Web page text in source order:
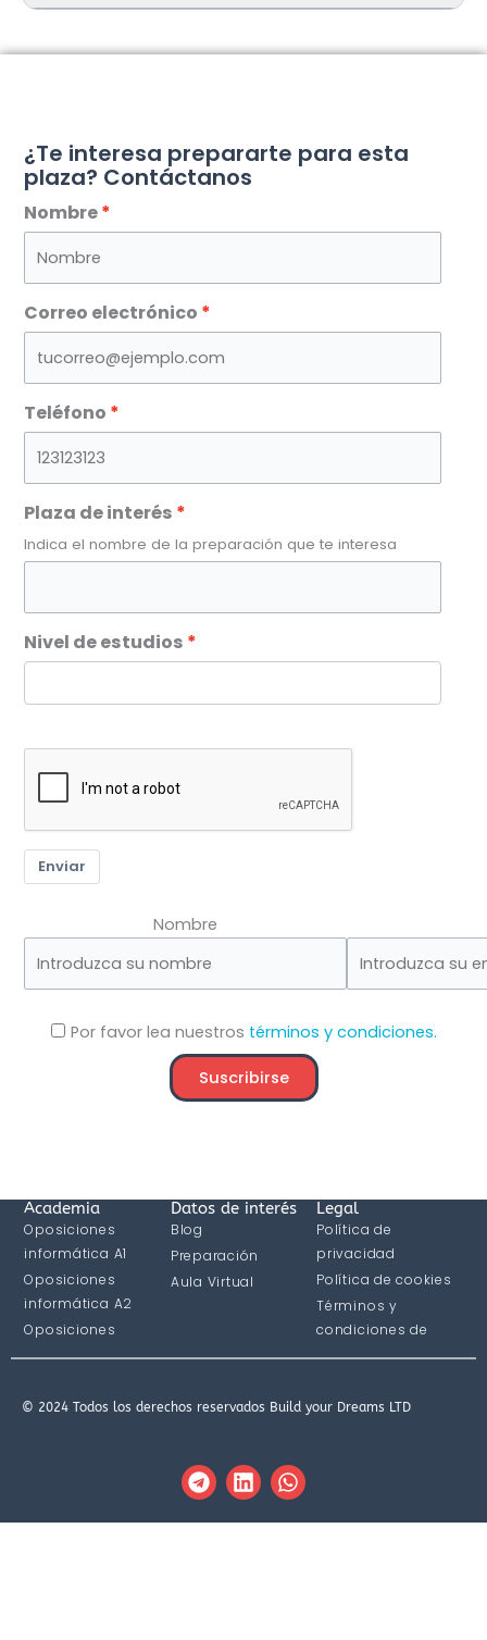
¿Te interesa prepararte para esta
plaza? Contáctanos
Nombre
Correo electrónico
Teléfono
Plaza de interés
Indica el nombre de la preparación que te interesa
Nivel de estudios
Enviar
Nombre
Por favor lea nuestros términos y condiciones.
Academia
Oposiciones
informática A1
Oposiciones
informática A2
Oposiciones
informática C1
Datos de interés
Blog
Preparación
Aula Virtual
Legal
Política de
privacidad
Política de cookies
Términos y
condiciones de
compra
© 2024 Todos los derechos reservados Build your Dreams LTD
T
e
l
L
i
n
W
h
a